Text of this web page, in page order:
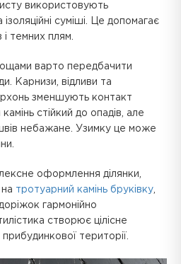
використовують
ізоляційні суміші. Це допомагає
темних плям.
варто передбачити
Карнизи, відливи та
зменшують контакт
стійкий до опадів, але
небажане. Узимку це може
оформлення ділянки,
тротуарний камінь бруківку
гармонійно
створює цілісне
території.